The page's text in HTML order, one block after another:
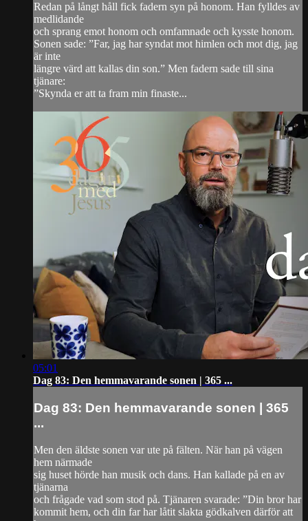
Redan på långt håll fick fadern syn på honom. Han fylldes av
medlidande
och sprang emot honom och omfamnade och kysste honom.
Sonen sade: ”Far, jag har syndat mot himlen och mot dig, jag
är inte
längre värd att kallas din son.” Men fadern sade till sina
tjänare:
”Skynda er att ta fram min finaste...
05:01
Dag 83: Den hemmavarande sonen | 365 ...
Dag 83: Den hemmavarande sonen | 365
...
Men den äldste sonen var ute på fälten. När han på vägen
hem närmade
sig huset hörde han musik och dans. Han kallade på en av
tjänarna
och frågade vad som stod på. Tjänaren svarade: ”Din bror har
kommit hem, och din far har låtit slakta gödkalven därför att